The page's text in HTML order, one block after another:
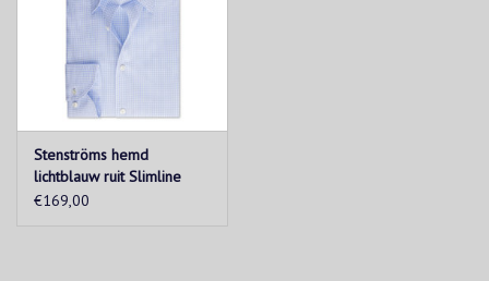
Stenströms hemd
lichtblauw ruit Slimline
€169,00